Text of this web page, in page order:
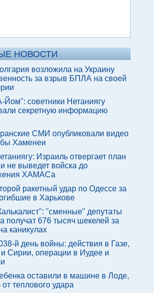
НОВОСТИ
возложила на Украину
за взрыв БПЛА на своей
Йом": советники Нетаниягу
секретную информацию
СМИ опубликовали видео
Хаменеи
Израиль отвергает план
не выведет войска до
ХАМАСа
ракетный удар по Одессе за
в Харькове
"сменные" депутаты
получат 676 тысяч шекелей за
каникулах
й день войны: действия в Газе,
Сирии, операции в Иудее и
оставили в машине в Лоде,
теплового удара